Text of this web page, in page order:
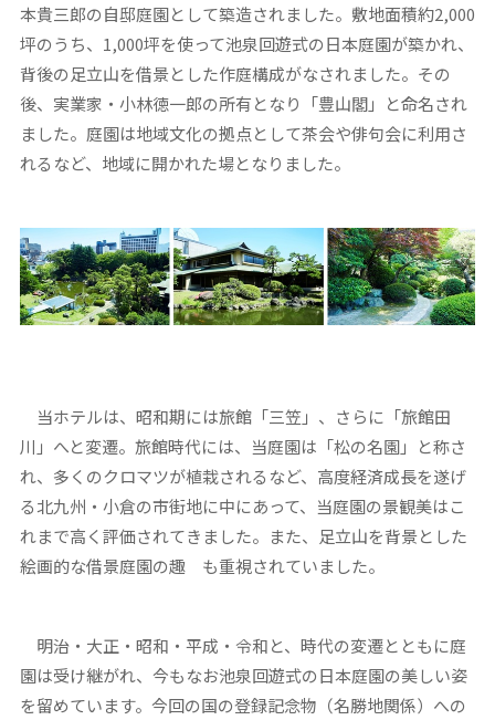
本貴三郎の自邸庭園として築造されました。敷地面積約2,000
坪のうち、1,000坪を使って池泉回遊式の日本庭園が築かれ、
背後の足立山を借景とした作庭構成がなされました。その
後、実業家・小林徳一郎の所有となり「豊山閣」と命名され
ました。庭園は地域文化の拠点として茶会や俳句会に利用さ
れるなど、地域に開かれた場となりました。
当ホテルは、昭和期には旅館「三笠」、さらに「旅館田
川」へと変遷。旅館時代には、当庭園は「松の名園」と称さ
れ、多くのクロマツが植栽されるなど、高度経済成長を遂げ
る北九州・小倉の市街地に中にあって、当庭園の景観美はこ
れまで高く評価されてきました。また、足立山を背景とした
絵画的な借景庭園の趣 も重視されていました。
明治・大正・昭和・平成・令和と、時代の変遷とともに庭
園は受け継がれ、今もなお池泉回遊式の日本庭園の美しい姿
を留めています。今回の国の登録記念物（名勝地関係）への